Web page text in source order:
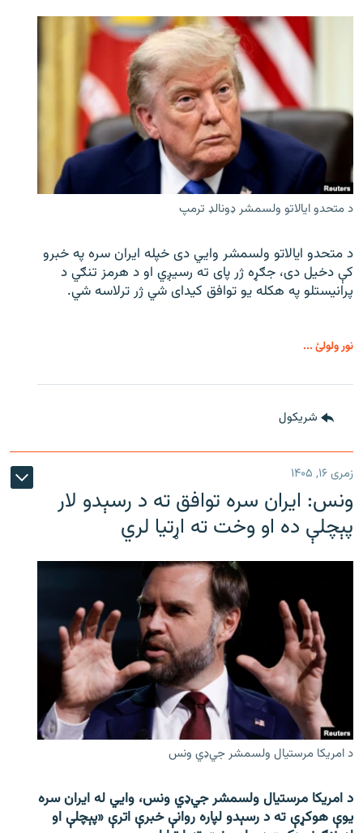
د متحدو ایالاتو ولسمشر ډونالډ ترمپ
د متحدو ایالاتو ولسمشر وايي دی خپله ایران سره په خبرو
کې دخیل دی، جګړه ژر پای ته رسیږي او د هرمز تنګي د
پرانیستلو په هکله یو توافق کیدای شي ژر ترلاسه شي.
نور ولولئ ...
شريکول
زمری ۱۶, ۱۴۰۵
ونس: ایران سره توافق ته د رسېدو لار
پېچلې ده او وخت ته اړتیا لري
د امریکا مرستیال ولسمشر جي‌ډي ونس
د امریکا مرستیال ولسمشر جي‌ډي ونس، وايي له ایران سره
یوې هوکړې ته د رسېدو لپاره روانې خبرې اترې «پېچلې او